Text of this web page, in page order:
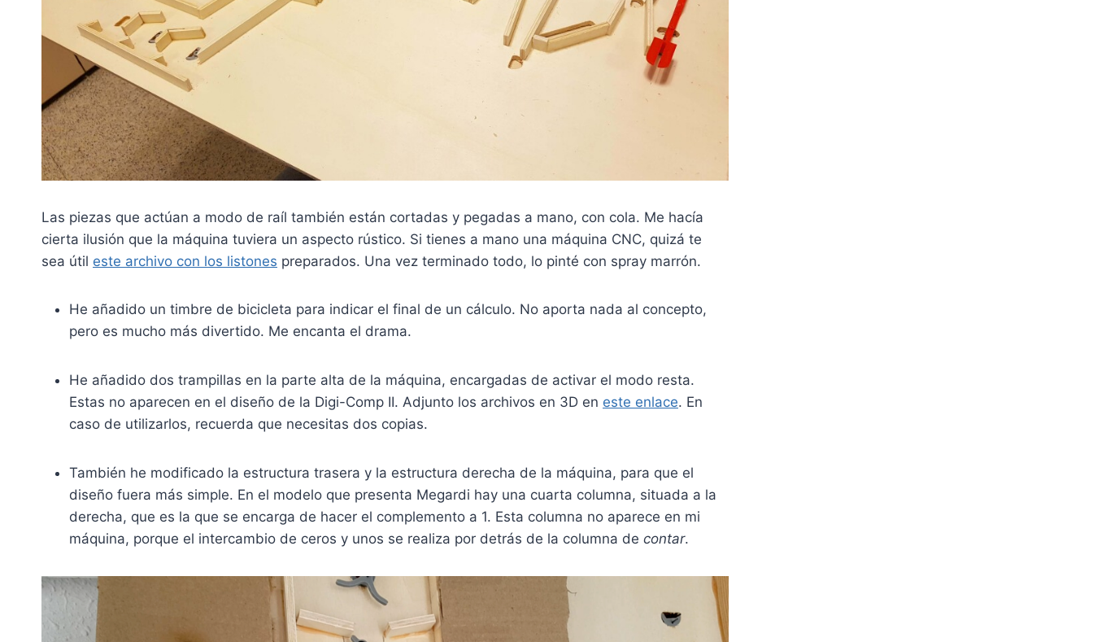
Las piezas que actúan a modo de raíl también están cortadas y pegadas a mano, con cola. Me hacía
cierta ilusión que la máquina tuviera un aspecto rústico. Si tienes a mano una máquina CNC, quizá te
sea útil este archivo con los listones preparados. Una vez terminado todo, lo pinté con spray marrón.
He añadido un timbre de bicicleta para indicar el final de un cálculo. No aporta nada al concepto,
pero es mucho más divertido. Me encanta el drama.
He añadido dos trampillas en la parte alta de la máquina, encargadas de activar el modo resta.
Estas no aparecen en el diseño de la Digi-Comp II. Adjunto los archivos en 3D en este enlace. En
caso de utilizarlos, recuerda que necesitas dos copias.
También he modificado la estructura trasera y la estructura derecha de la máquina, para que el
diseño fuera más simple. En el modelo que presenta Megardi hay una cuarta columna, situada a la
derecha, que es la que se encarga de hacer el complemento a 1. Esta columna no aparece en mi
máquina, porque el intercambio de ceros y unos se realiza por detrás de la columna de contar.